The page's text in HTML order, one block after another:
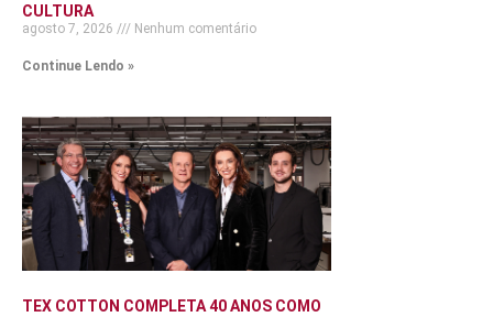
CULTURA
agosto 7, 2026 Nenhum comentário
Continue Lendo »
TEX COTTON COMPLETA 40 ANOS COMO